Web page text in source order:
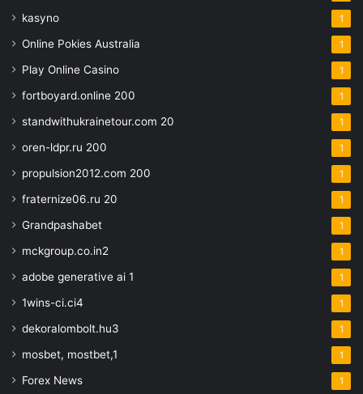
kasyno 1
Online Pokies Australia 1
Play Online Casino 1
fortboyard.online 200 1
standwithukrainetour.com 20 1
oren-ldpr.ru 200 1
propulsion2012.com 200 1
fraternize06.ru 20 1
Grandpashabet 1
mckgroup.co.in2 1
adobe generative ai 1 1
1wins-ci.ci4 1
dekoralombolt.hu3 1
mosbet, mostbet,1 1
Forex News 1